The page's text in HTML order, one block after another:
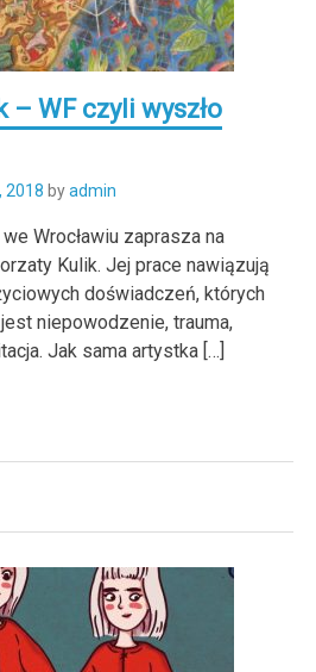
– WF czyli wyszło
2018 byadmin
Wrocławiu zaprasza na
Kulik. Jej prace nawiązują
doświadczeń, których
niepowodzenie, trauma,
Jak sama artystka […]